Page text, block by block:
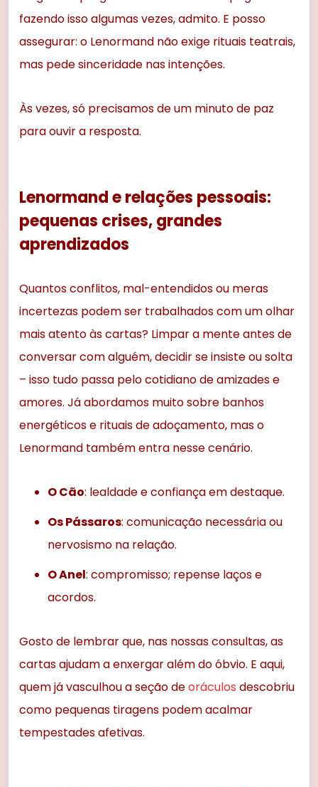
fazendo isso algumas vezes, admito. E posso
assegurar: o Lenormand não exige rituais teatrais,
mas pede sinceridade nas intenções.
Às vezes, só precisamos de um minuto de paz
para ouvir a resposta.
Lenormand e relações pessoais:
pequenas crises, grandes
aprendizados
Quantos conflitos, mal-entendidos ou meras
incertezas podem ser trabalhados com um olhar
mais atento às cartas? Limpar a mente antes de
conversar com alguém, decidir se insiste ou solta
– isso tudo passa pelo cotidiano de amizades e
amores. Já abordamos muito sobre banhos
energéticos e rituais de adoçamento, mas o
Lenormand também entra nesse cenário.
O Cão: lealdade e confiança em destaque.
Os Pássaros: comunicação necessária ou
nervosismo na relação.
O Anel: compromisso; repense laços e
acordos.
Gosto de lembrar que, nas nossas consultas, as
cartas ajudam a enxergar além do óbvio. E aqui,
quem já vasculhou a seção deoráculos descobriu
como pequenas tiragens podem acalmar
tempestades afetivas.